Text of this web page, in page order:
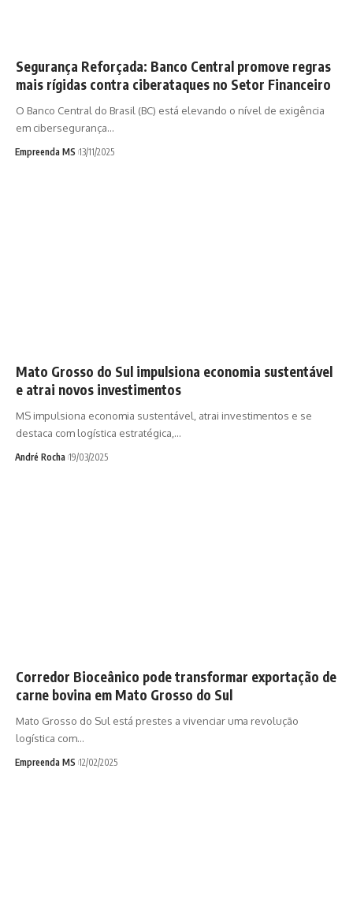
Segurança Reforçada: Banco Central promove regras
mais rígidas contra ciberataques no Setor Financeiro
O Banco Central do Brasil (BC) está elevando o nível de exigência
em cibersegurança…
Empreenda MS 13/11/2025
Mato Grosso do Sul impulsiona economia sustentável
e atrai novos investimentos
MS impulsiona economia sustentável, atrai investimentos e se
destaca com logística estratégica,…
André Rocha 19/03/2025
Corredor Bioceânico pode transformar exportação de
carne bovina em Mato Grosso do Sul
Mato Grosso do Sul está prestes a vivenciar uma revolução
logística com…
Empreenda MS 12/02/2025